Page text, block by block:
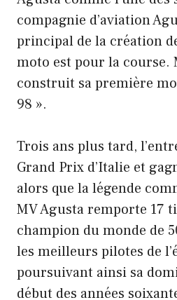
compagnie d’aviation
principal de la création
moto est pour la course.
construit sa première
98 ».
Trois ans plus tard,
Grand Prix d’Italie et
alors que la légende
MV Agusta remporte 17
champion du monde de
les meilleurs pilotes de
poursuivant ainsi sa
début des années